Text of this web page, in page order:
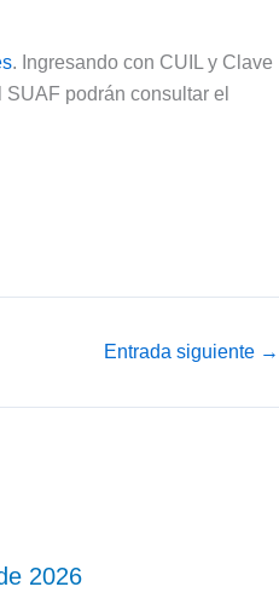
. Ingresando con CUIL y Clave
podrán consultar el
Entrada siguiente →
2026